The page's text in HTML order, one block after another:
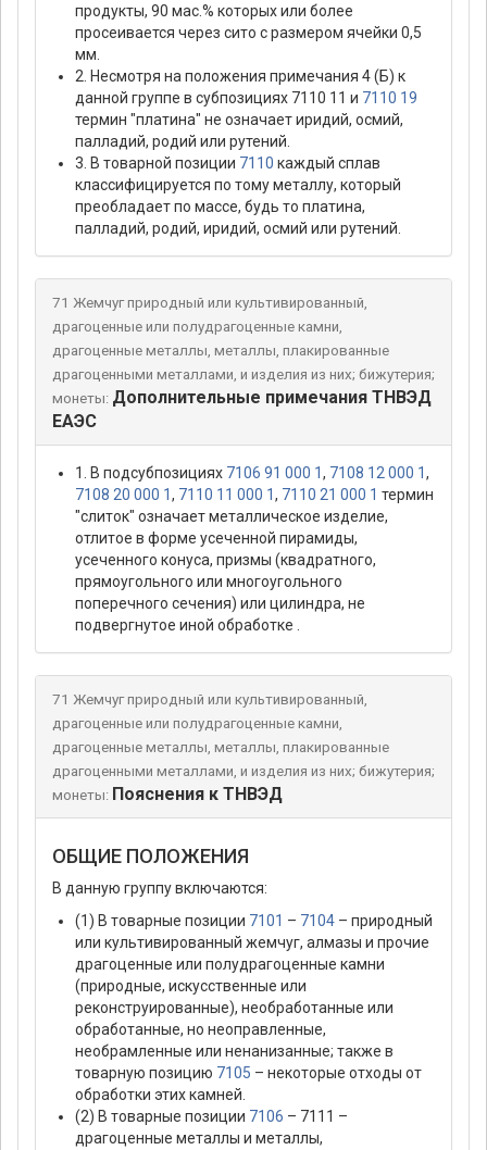
продукты, 90 мас.% которых или более
просеивается через сито с размером ячейки 0,5
мм.
2. Несмотря на положения примечания 4 (Б) к
данной группе в субпозициях 7110 11 и 7110 19
термин "платина" не означает иридий, осмий,
палладий, родий или рутений.
3. В товарной позиции 7110 каждый сплав
классифицируется по тому металлу, который
преобладает по массе, будь то платина,
палладий, родий, иридий, осмий или рутений.
71 Жемчуг природный или культивированный,
драгоценные или полудрагоценные камни,
драгоценные металлы, металлы, плакированные
драгоценными металлами, и изделия из них; бижутерия;
монеты: Дополнительные примечания ТНВЭД
ЕАЭС
1. В подсубпозициях 7106 91 000 1, 7108 12 000 1,
7108 20 000 1, 7110 11 000 1, 7110 21 000 1 термин
"слиток" означает металлическое изделие,
отлитое в форме усеченной пирамиды,
усеченного конуса, призмы (квадратного,
прямоугольного или многоугольного
поперечного сечения) или цилиндра, не
подвергнутое иной обработке .
71 Жемчуг природный или культивированный,
драгоценные или полудрагоценные камни,
драгоценные металлы, металлы, плакированные
драгоценными металлами, и изделия из них; бижутерия;
монеты: Пояснения к ТНВЭД
ОБЩИЕ ПОЛОЖЕНИЯ
В данную группу включаются:
(1) В товарные позиции 7101 – 7104 – природный
или культивированный жемчуг, алмазы и прочие
драгоценные или полудрагоценные камни
(природные, искусственные или
реконструированные), необработанные или
обработанные, но неоправленные,
необрамленные или ненанизанные; также в
товарную позицию 7105 – некоторые отходы от
обработки этих камней.
(2) В товарные позиции 7106 – 7111 –
драгоценные металлы и металлы,